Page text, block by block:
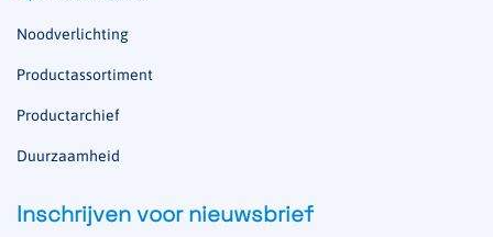
Noodverlichting
Productassortiment
Productarchief
Duurzaamheid
Inschrijven voor nieuwsbrief